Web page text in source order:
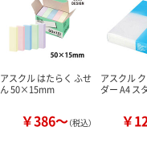
アスクル はたらく ふせ
ん 50×15mm
￥386～（税込）
アスクル
ダー A4 ス
￥